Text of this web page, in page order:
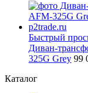
Быстрый
Диван-
325G Grey 99
Каталог